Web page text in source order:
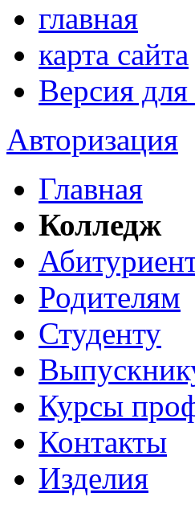
главная
карта сайта
Версия
Авторизация
Главная
Колледж
Родителям
Студенту
Курсы
Контакты
Изделия